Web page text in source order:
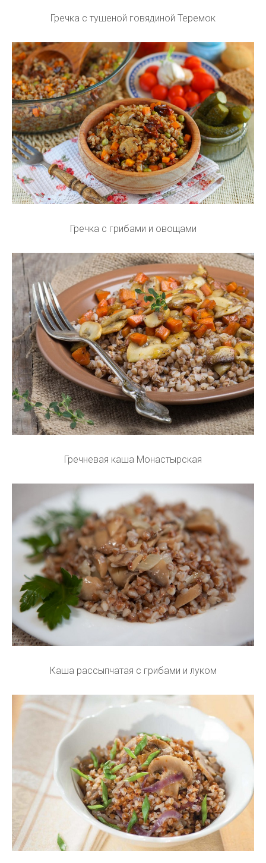
Гречка с тушеной говядиной Теремок
Гречка с грибами и овощами
Гречневая каша Монастырская
Каша рассыпчатая с грибами и луком